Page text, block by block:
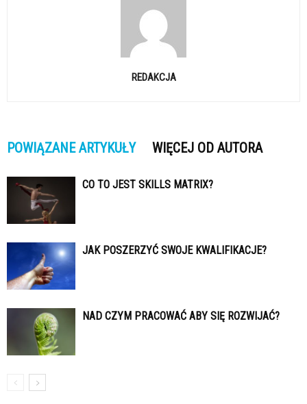
REDAKCJA
POWIĄZANE ARTYKUŁY WIĘCEJ OD AUTORA
CO TO JEST SKILLS MATRIX?
JAK POSZERZYĆ SWOJE KWALIFIKACJE?
NAD CZYM PRACOWAĆ ABY SIĘ ROZWIJAĆ?